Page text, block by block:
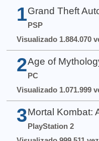
1 Grand Theft
PSP
Visualizado 1.884.070
2 Age of
PC
Visualizado 1.071.999
3 Mortal Kombat:
PlayStation 2